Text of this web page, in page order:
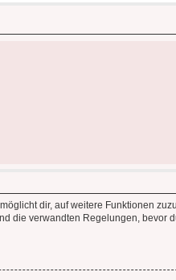
dir, auf weitere Funktionen
die verwandten Regelungen, bevor